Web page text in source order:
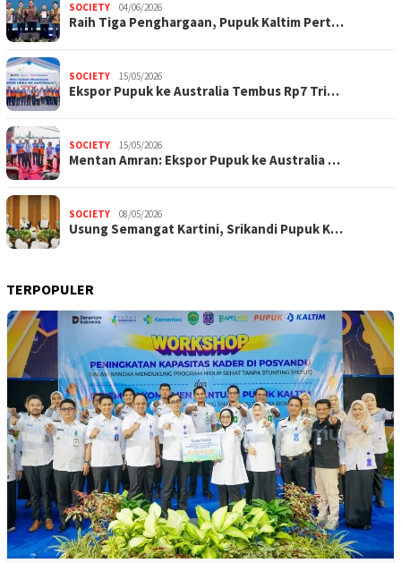
SOCIETY 04/06/2026
Raih Tiga Penghargaan, Pupuk Kaltim Pert…
SOCIETY 15/05/2026
Ekspor Pupuk ke Australia Tembus Rp7 Tri…
SOCIETY 15/05/2026
Mentan Amran: Ekspor Pupuk ke Australia …
SOCIETY 08/05/2026
Usung Semangat Kartini, Srikandi Pupuk K…
TERPOPULER